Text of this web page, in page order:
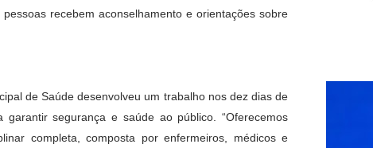
recebem aconselhamento e orientações sobre
de Saúde desenvolveu um trabalho nos dez dias de
segurança e saúde ao público. “Oferecemos
completa, composta por enfermeiros, médicos e